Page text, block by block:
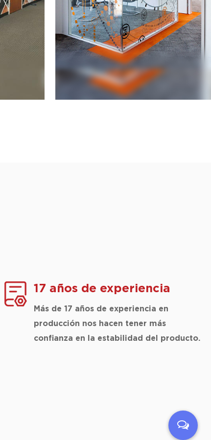
17 años de experiencia
Más de 17 años de experiencia en
producción nos hacen tener más
confianza en la estabilidad del producto.